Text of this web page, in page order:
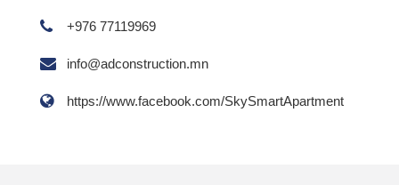
+976 77119969
info@adconstruction.mn
https://www.facebook.com/SkySmartApartment